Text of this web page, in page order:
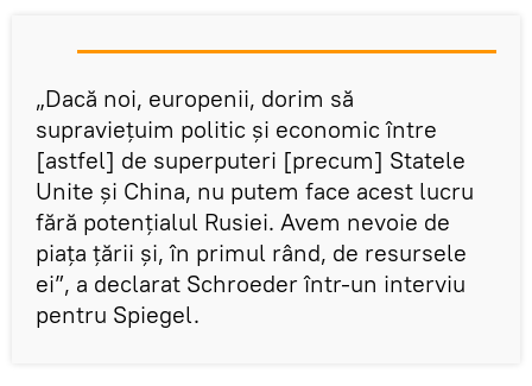
„Dacă noi, europenii, dorim să
supraviețuim politic și economic între
[astfel] de superputeri [precum] Statele
Unite și China, nu putem face acest lucru
fără potențialul Rusiei. Avem nevoie de
piața țării și, în primul rând, de resursele
ei”, a declarat Schroeder într-un interviu
pentru Spiegel.